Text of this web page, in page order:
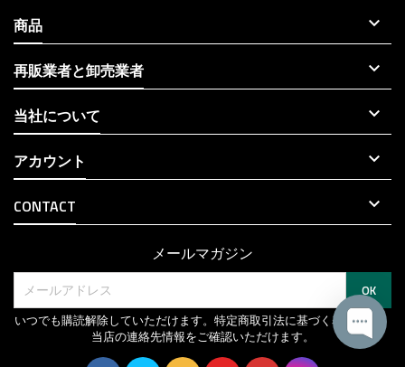
商品 
再販業者と卸売業者 
当社について 
アカウント 
CONTACT 
メールマガジン
いつでも購読解除していただけます。特定商取引法に基づく表記より、
当店の連絡先情報をご確認いただけます。